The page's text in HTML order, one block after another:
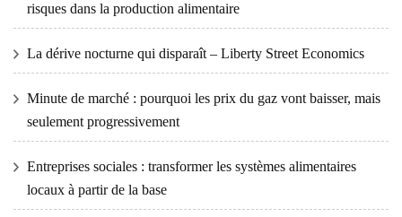
risques dans la production alimentaire
La dérive nocturne qui disparaît – Liberty Street Economics
Minute de marché : pourquoi les prix du gaz vont baisser, mais
seulement progressivement
Entreprises sociales : transformer les systèmes alimentaires
locaux à partir de la base